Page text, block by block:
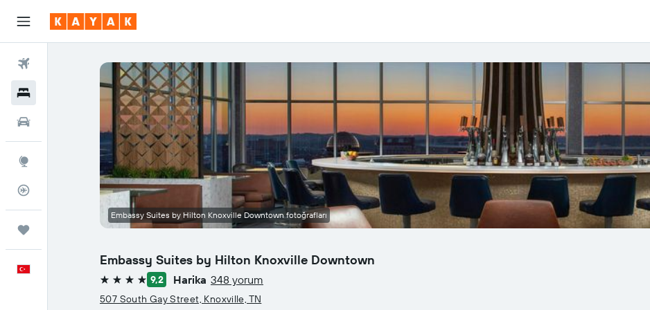
Uçuş Takipçisi
Embassy Suites by Hilton Knoxville Downtown
4 yıldız 9,2 Harika 348 yorum
507 South Gay Street, Knoxville, TN
Embassy Suites by Hilton Knoxville Downtown fotoğrafları